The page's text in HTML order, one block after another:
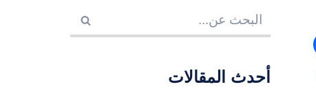
أحدث المقالات